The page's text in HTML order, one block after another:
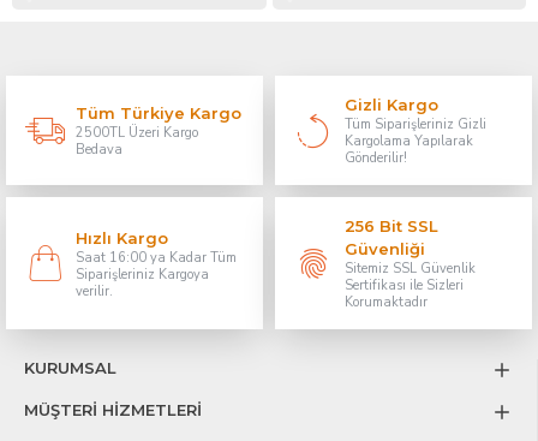
Tüm Türkiye Kargo
2500TL Üzeri Kargo
Bedava
Gizli Kargo
Tüm Siparişleriniz Gizli
Kargolama Yapılarak
Gönderilir!
Hızlı Kargo
Saat 16:00 ya Kadar Tüm
Siparişleriniz Kargoya
verilir.
256 Bit SSL
Güvenliği
Sitemiz SSL Güvenlik
Sertifikası ile Sizleri
Korumaktadır
KURUMSAL
MÜŞTERİ HİZMETLERİ